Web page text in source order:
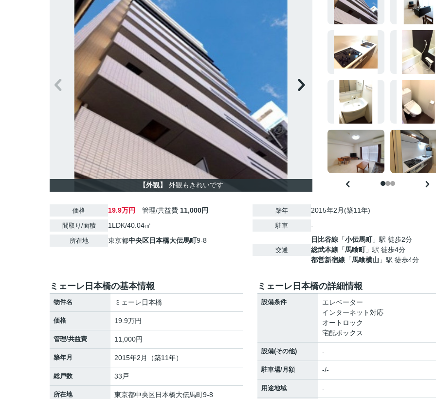
【外観】 外観もきれいです
価格 19.9万円 管理/共益費 11,000円
間取り/面積 1LDK/40.04㎡
所在地 東京都中央区日本橋大伝馬町9-8
築年 2015年2月(築11年)
駐車 -
交通
日比谷線 「小伝馬町」駅 徒歩2分
総武本線 「馬喰町」駅 徒歩4分
都営新宿線 「馬喰横山 」駅 徒歩4分
ミェーレ日本橋の基本情報
物件名 ミェーレ日本橋
価格 19.9万円
管理/共益費 11,000円
築年月 2015年2月（築11年）
総戸数 33戸
所在地 東京都中央区日本橋大伝馬町9-8
ミェーレ日本橋の詳細情報
設備条件
エレベーター
インターネット対応
オートロック
宅配ボックス
設備(その他) -
駐車場/月額 -/-
用途地域 -